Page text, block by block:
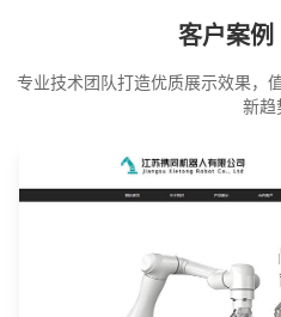
客户案例
专业技术团队打造优质展示效果，
新趋